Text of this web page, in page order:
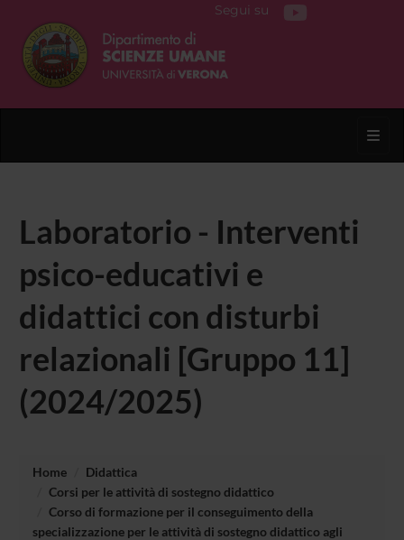
Segui su
Laboratorio - Interventi
psico-educativi e
didattici con disturbi
relazionali [Gruppo 11]
(2024/2025)
Home
Didattica
Corsi per le attività di sostegno didattico
Corso di formazione per il conseguimento della
specializzazione per le attività di sostegno didattico agli